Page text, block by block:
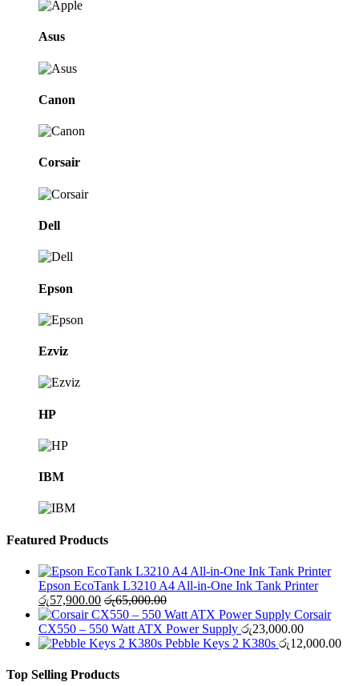
Asus
Canon
Corsair
Dell
Epson
Ezviz
HP
IBM
Featured Products
Epson EcoTank L3210 A4 All-in-One Ink Tank Printer
රු57,900.00 රු65,000.00
Corsair
CX550 – 550 Watt ATX Power Supply රු23,000.00
Pebble Keys 2 K380s රු12,000.00
Top Selling Products